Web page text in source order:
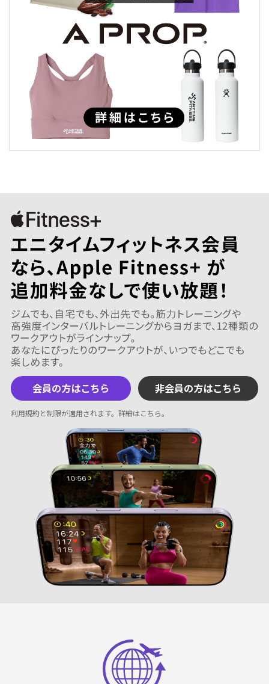
会員の方はこちら 非会員の方はこちら
利用規約と制限が適用されます。 詳細はこちら。